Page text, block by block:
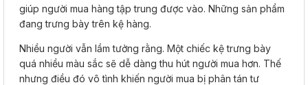
giúp người mua hàng tập trung được vào. Những sản phẩm
đang trưng bày trên kệ hàng.
Nhiều người vẫn lầm tưởng rằng. Một chiếc kệ trưng bày
quá nhiều màu sắc sẽ dễ dàng thu hút người mua hơn. Thế
nhưng điều đó vô tình khiến người mua bị phân tán tư